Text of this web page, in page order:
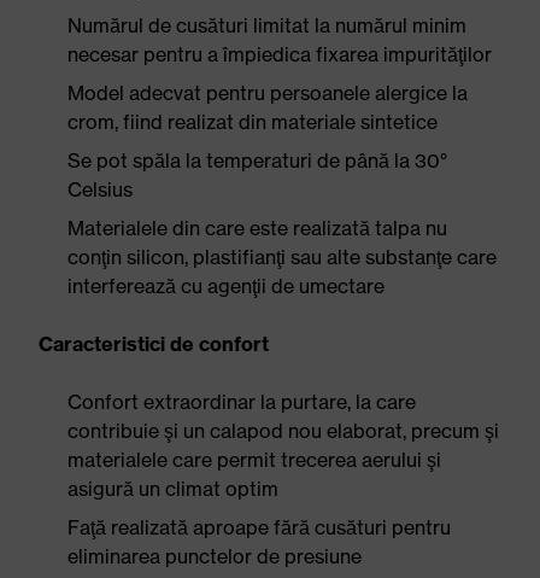
Numărul de cusături limitat la numărul minim
necesar pentru a împiedica fixarea impurităţilor
Model adecvat pentru persoanele alergice la
crom, fiind realizat din materiale sintetice
Se pot spăla la temperaturi de până la 30°
Celsius
Materialele din care este realizată talpa nu
conţin silicon, plastifianţi sau alte substanţe care
interferează cu agenţii de umectare
Caracteristici de confort
Confort extraordinar la purtare, la care
contribuie şi un calapod nou elaborat, precum şi
materialele care permit trecerea aerului şi
asigură un climat optim
Faţă realizată aproape fără cusături pentru
eliminarea punctelor de presiune